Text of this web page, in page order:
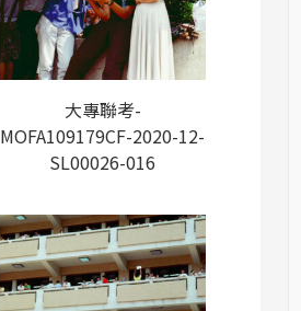
大專聯考-
MOFA109179CF-2020-12-
SL00026-016